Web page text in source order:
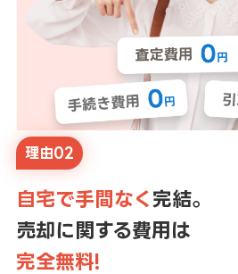
理由02
自宅で手間なく 完結。
売却に関する費用は
完全無料!